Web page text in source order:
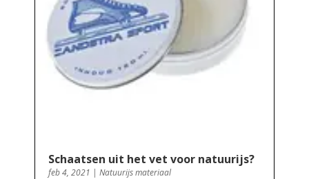
Schaatsen uit het vet voor natuurijs?
feb 4, 2021 | Natuurijs materiaal